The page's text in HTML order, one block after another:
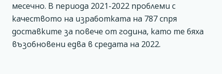
месечно. В периода 2021-2022 проблеми с
качеството на изработката на 787 спря
доставките за повече от година, като те бяха
възобновени едва в средата на 2022.